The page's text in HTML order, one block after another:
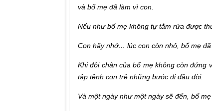
và bố mẹ đã làm vì con.
Nếu như bố mẹ không tự tắm rửa được
Con hãy nhớ… lúc con còn nhỏ, bố mẹ
Khi đôi chân của bố mẹ không còn
tập tềnh con trẻ những bước đi đầu đời.
Và một ngày như một ngày sẽ đến, bố